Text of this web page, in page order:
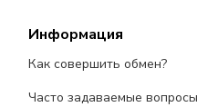
Информация
Как совершить обмен?
Часто задаваемые вопросы